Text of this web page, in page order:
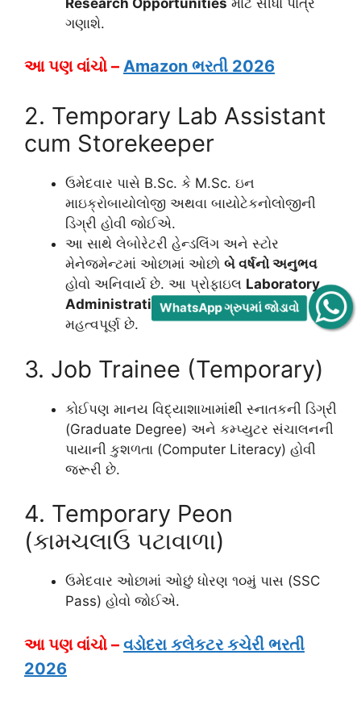
ગણાશે.
આ પણ વાંચો – Amazon ભરતી 2026
2. Temporary Lab Assistant
cum Storekeeper
ઉમેદવાર પાસે B.Sc. કે M.Sc. ઇન
માઇક્રોબાયોલોજી અથવા બાયોટેકનોલોજીની
ડિગ્રી હોવી જોઈએ.
આ સાથે લેબોરેટરી હેન્ડલિંગ અને સ્ટોર
મેનેજમેન્ટમાં ઓછામાં ઓછો બે વર્ષનો અનુભવ
હોવો અનિવાર્ય છે. આ પ્રોફાઇલ Laboratory
Administration Jobsહેઠળ ખૂબ જ
મહત્વપૂર્ણ છે.
3. Job Trainee (Temporary)
કોઈપણ માનય વિદ્યાશાખામાંથી સ્નાતકની ડિગ્રી
(Graduate Degree) અને કમ્પ્યુટર સંચાલનની
પાયાની કુશળતા (Computer Literacy) હોવી
જરૂરી છે.
4. Temporary Peon
(કામચલાઉ પટાવાળા)
ઉમેદવાર ઓછામાં ઓછું ધોરણ ૧૦મું પાસ (SSC
Pass) હોવો જોઈએ.
આ પણ વાંચો – વડોદરા કલેકટર કચેરી ભરતી
2026
WhatsApp ગ્રુપમાં જોડાવો